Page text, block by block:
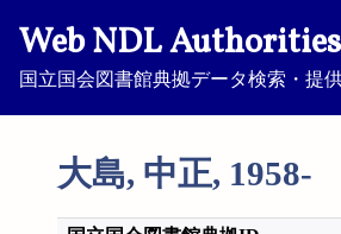
Web NDL Authorities
国立国会図書館典拠データ検索・提
大島, 中正, 1958-